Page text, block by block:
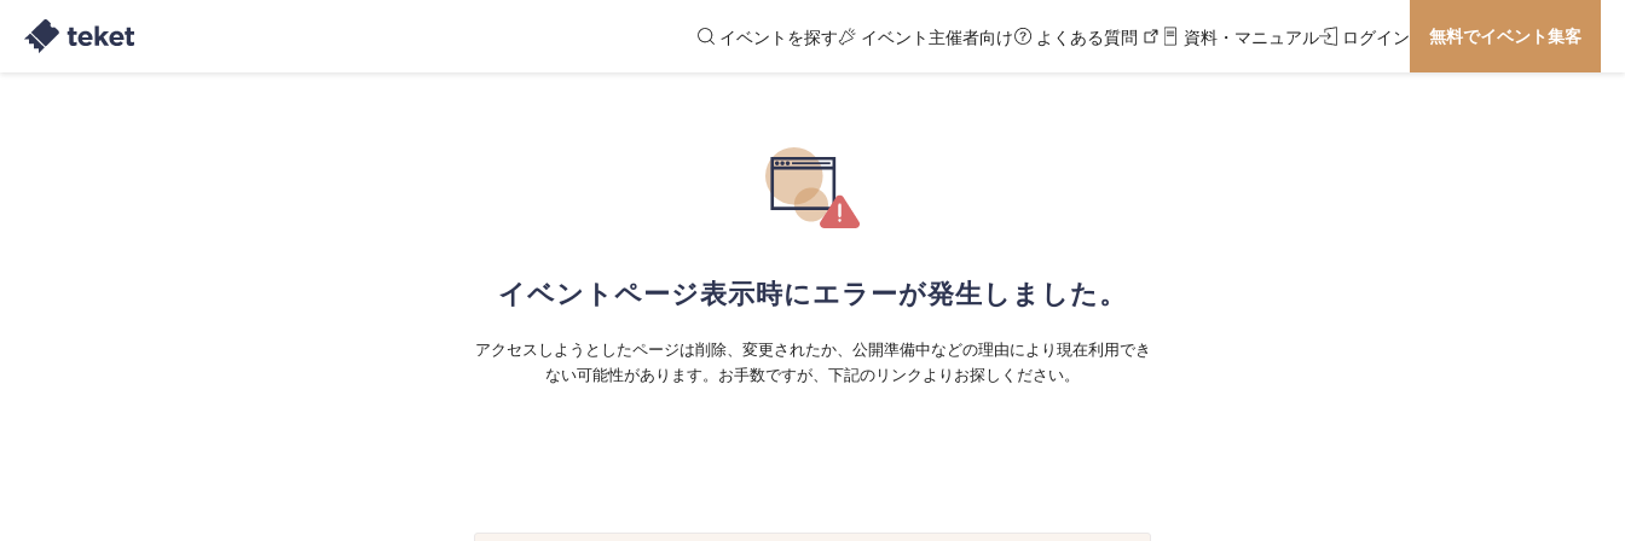
イベントを探す イベント主催者向け よくある質問 資料・マニュアル ログイン 無料でイベント集客
イベントページ表示時にエラーが発生しました。
アクセスしようとしたページは削除、変更されたか、公開準備中などの理由により現在利用でき
ない可能性があります。お手数ですが、下記のリンクよりお探しください。